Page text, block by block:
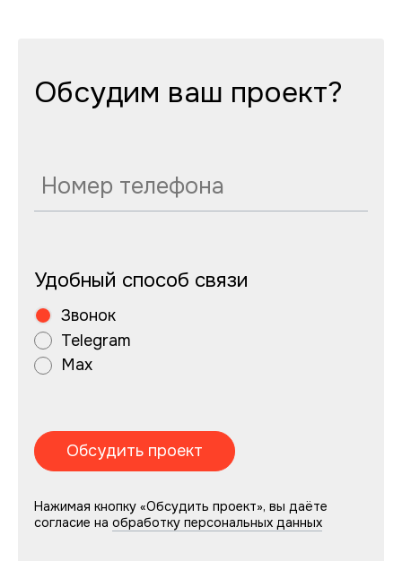
Обсудим ваш проект?
Удобный способ связи
Звонок
Telegram
Max
Нажимая кнопку «Обсудить проект», вы даёте
согласие наобработку персональных данных